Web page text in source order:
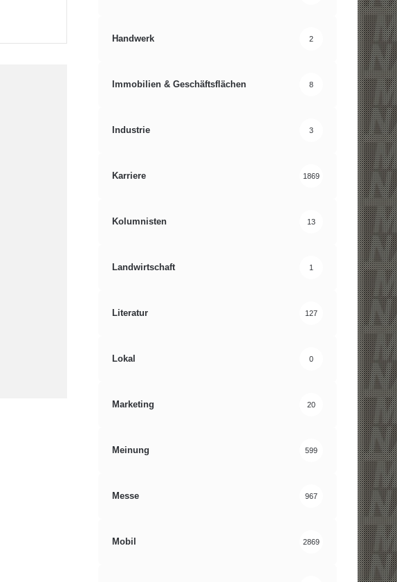
Handwerk 2
Immobilien & Geschäftsflächen 8
Industrie 3
Karriere 1869
Kolumnisten 13
Landwirtschaft 1
Literatur 127
Lokal 0
Marketing 20
Meinung 599
Messe 967
Mobil 2869